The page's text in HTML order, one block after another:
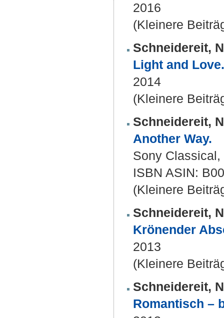
2016
(Kleinere
Schneidereit,
Light and Love.
2014
(Kleinere
Schneidereit,
Another Way.
Sony Classical,
ISBN ASIN:
(Kleinere
Schneidereit,
Krönender
2013
(Kleinere
Schneidereit,
Romantisch –